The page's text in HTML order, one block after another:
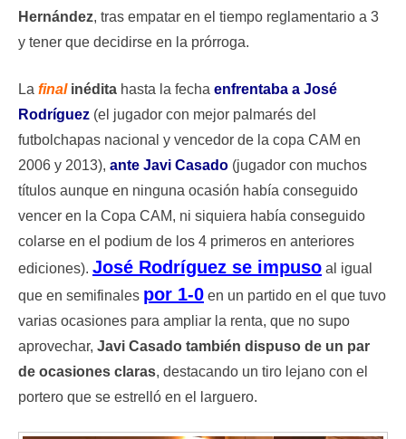
Hernández, tras empatar en el tiempo reglamentario a 3
y tener que decidirse en la prórroga.
La finalinédita hasta la fecha enfrentaba a José
Rodríguez (el jugador con mejor palmarés del
futbolchapas nacional y vencedor de la copa CAM en
2006 y 2013), ante Javi Casado (jugador con muchos
títulos aunque en ninguna ocasión había conseguido
vencer en la Copa CAM, ni siquiera había conseguido
colarse en el podium de los 4 primeros en anteriores
ediciones). José Rodríguez se impuso al igual
que en semifinales por 1-0 en un partido en el que tuvo
varias ocasiones para ampliar la renta, que no supo
aprovechar, Javi Casado también dispuso de un par
de ocasiones claras, destacando un tiro lejano con el
portero que se estrelló en el larguero.